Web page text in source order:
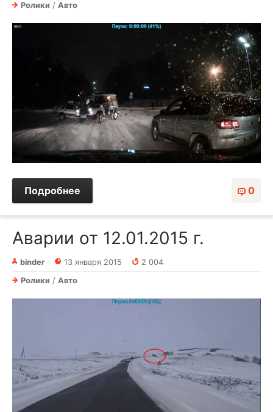
Ролики / Авто
0
Подробнее
Аварии от 12.01.2015 г.
binder 13 января 2015
2 004
Ролики / Авто